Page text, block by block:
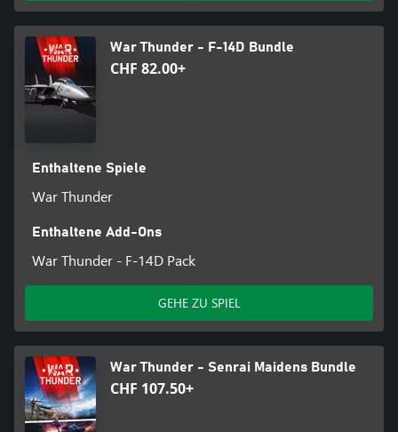
War Thunder - F-14D Bundle
CHF 82.00+
Enthaltene Spiele
War Thunder
Enthaltene Add-Ons
War Thunder - F-14D Pack
GEHE ZU SPIEL
War Thunder - Senrai Maidens Bundle
CHF 107.50+